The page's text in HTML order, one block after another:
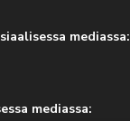
mediassa:
mediassa: